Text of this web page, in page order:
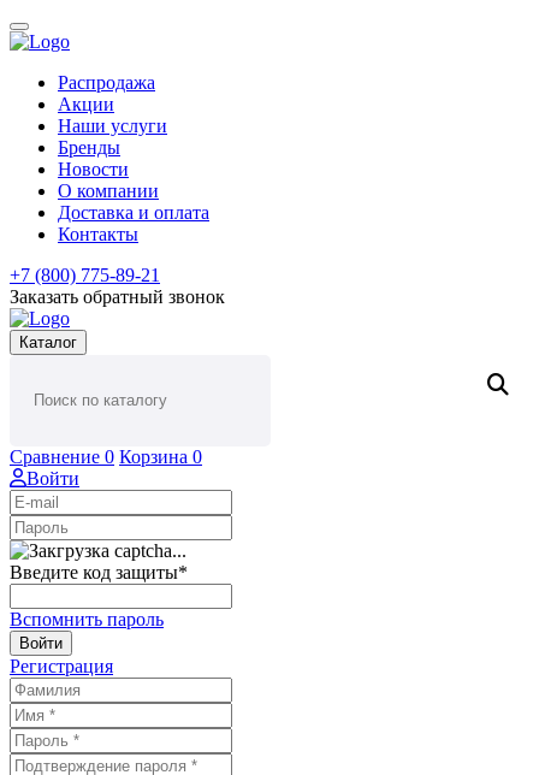
Распродажа
Акции
Наши услуги
Бренды
Новости
О компании
Доставка и оплата
Контакты
+7 (800) 775-89-21
Заказать обратный звонок
Каталог
Сравнение 0 Корзина 0
Войти
Введите код защиты*
Вспомнить пароль
Войти
Регистрация